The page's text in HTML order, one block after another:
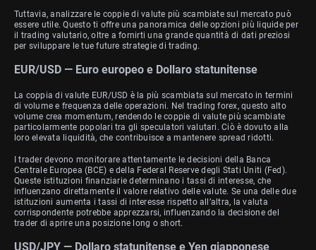
Tuttavia, analizzare le coppie di valute più scambiate sul mercato può
essere utile. Questo ti offre una panoramica delle opzioni più liquide per
il trading valutario, oltre a fornirti una grande quantità di dati preziosi
per sviluppare le tue future strategie di trading.
EUR/USD — Euro europeo e Dollaro statunitense
La coppia di valute EUR/USD è la più scambiata sul mercato in termini
di volume e frequenza delle operazioni. Nel trading forex, questo alto
volume crea momentum, rendendo le coppie di valute più scambiate
particolarmente popolari tra gli speculatori valutari. Ciò è dovuto alla
loro elevata liquidità, che contribuisce a mantenere spread ridotti.
I trader devono monitorare attentamente le decisioni della Banca
Centrale Europea (BCE) e della Federal Reserve degli Stati Uniti (Fed).
Queste istituzioni finanziarie determinano i tassi di interesse, che
influenzano direttamente il valore relativo delle valute. Se una delle due
istituzioni aumenta i tassi di interesse rispetto all’altra, la valuta
corrispondente potrebbe apprezzarsi, influenzando la decisione del
trader di aprire una posizione long o short.
USD/JPY — Dollaro statunitense e Yen giapponese